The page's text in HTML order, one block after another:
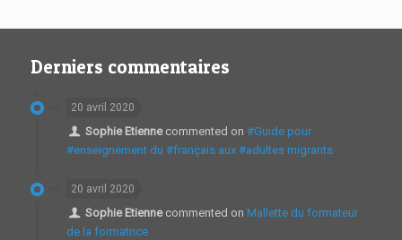
Derniers commentaires
20 avril 2020
Sophie Etiennecommented on #Guide pour
#enseignement du #français aux #adultes migrants
20 avril 2020
Sophie Etiennecommented on Mallette du formateur
de la formatrice